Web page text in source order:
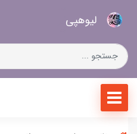
لیو‌هپی